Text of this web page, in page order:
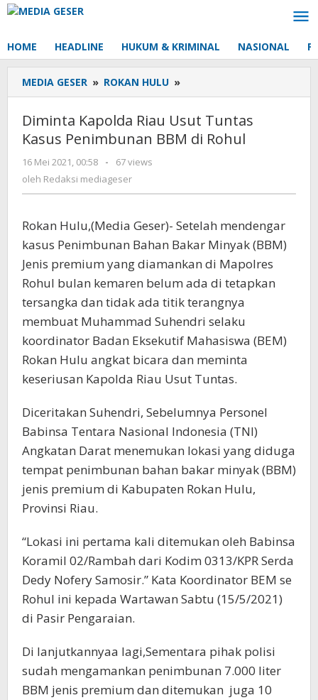
Lewati
HOME HEADLINE HUKUM & KRIMINAL NASIONAL
MEDIA GESER » ROKAN HULU »
Kapolda
Usut
Tuntas
Diminta Kapolda Riau Usut Tuntas
Kasus Penimbunan BBM di Rohul
16 Mei 2021, 00:58
oleh
Redaksi
mediageser
-
67 views
oleh Redaksi mediageser
Rokan Hulu,(Media Geser)- Setelah mendengar
kasus Penimbunan Bahan Bakar Minyak (BBM)
Jenis premium yang diamankan di Mapolres
Rohul bulan kemaren belum ada di tetapkan
tersangka dan tidak ada titik terangnya
membuat Muhammad Suhendri selaku
koordinator Badan Eksekutif Mahasiswa (BEM)
Rokan Hulu angkat bicara dan meminta
keseriusan Kapolda Riau Usut Tuntas.
Diceritakan Suhendri, Sebelumnya Personel
Babinsa Tentara Nasional Indonesia (TNI)
Angkatan Darat menemukan lokasi yang diduga
tempat penimbunan bahan bakar minyak (BBM)
jenis premium di Kabupaten Rokan Hulu,
Provinsi Riau.
“Lokasi ini pertama kali ditemukan oleh Babinsa
Koramil 02/Rambah dari Kodim 0313/KPR Serda
Dedy Nofery Samosir.” Kata Koordinator BEM se
Rohul ini kepada Wartawan Sabtu (15/5/2021)
di Pasir Pengaraian.
Di lanjutkannyaa lagi,Sementara pihak polisi
sudah mengamankan penimbunan 7.000 liter
BBM jenis premium dan ditemukan juga 10